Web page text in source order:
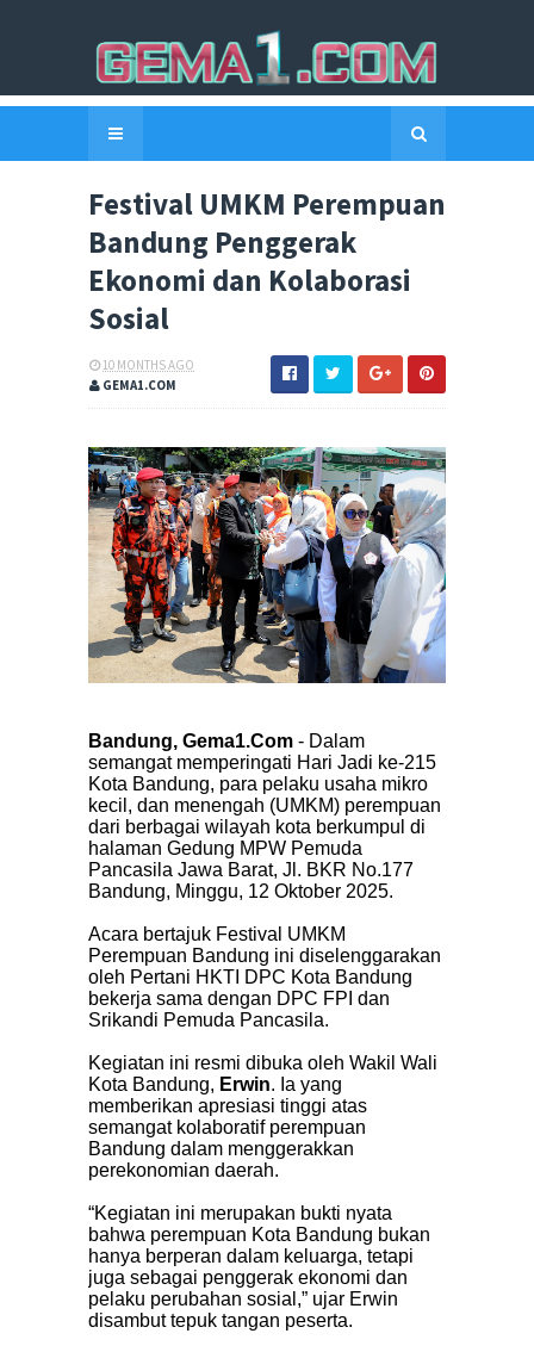
Festival UMKM Perempuan
Bandung Penggerak
Ekonomi dan Kolaborasi
Sosial
10 MONTHS AGO
GEMA1.COM
Bandung, Gema1.Com - Dalam
semangat memperingati Hari Jadi ke-215
Kota Bandung, para pelaku usaha mikro
kecil, dan menengah (UMKM) perempuan
dari berbagai wilayah kota berkumpul di
halaman Gedung MPW Pemuda
Pancasila Jawa Barat, Jl. BKR No.177
Bandung, Minggu, 12 Oktober 2025.
Acara bertajuk Festival UMKM
Perempuan Bandung ini diselenggarakan
oleh Pertani HKTI DPC Kota Bandung
bekerja sama dengan DPC FPI dan
Srikandi Pemuda Pancasila.
Kegiatan ini resmi dibuka oleh Wakil Wali
Kota Bandung, Erwin. Ia yang
memberikan apresiasi tinggi atas
semangat kolaboratif perempuan
Bandung dalam menggerakkan
perekonomian daerah.
“Kegiatan ini merupakan bukti nyata
bahwa perempuan Kota Bandung bukan
hanya berperan dalam keluarga, tetapi
juga sebagai penggerak ekonomi dan
pelaku perubahan sosial,” ujar Erwin
disambut tepuk tangan peserta.